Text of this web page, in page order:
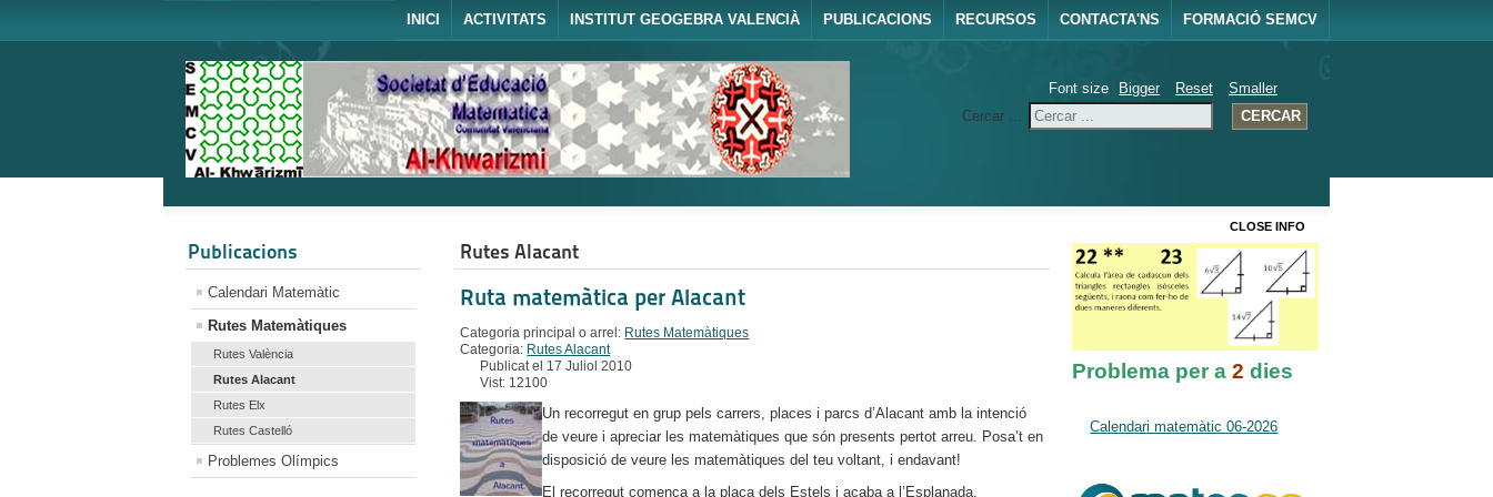
INICI ACTIVITATS INSTITUT GEOGEBRA VALENCIÀ PUBLICACIONS RECURSOS CONTACTA'NS FORMACIÓ SEMCV
Font size Bigger Reset
Smaller
Cercar ...
CERCAR
Publicacions
Calendari Matemàtic
Rutes Matemàtiques
Rutes València
Rutes Alacant
Rutes Elx
Rutes Castelló
Problemes Olímpics
Rutes Alacant
Ruta matemàtica per Alacant
Categoria principal o arrel: Rutes Matemàtiques
Categoria: Rutes Alacant
Publicat el 17 Juliol 2010
Vist: 12100
Un recorregut en grup pels carrers, places i parcs d’Alacant amb la intenció
de veure i apreciar les matemàtiques que són presents pertot arreu. Posa’t en
disposició de veure les matemàtiques del teu voltant, i endavant!
El recorregut comença a la plaça dels Estels i acaba a l’Esplanada.
CLOSE INFO
Problema per a 2 dies
Calendari matemàtic 06-2026